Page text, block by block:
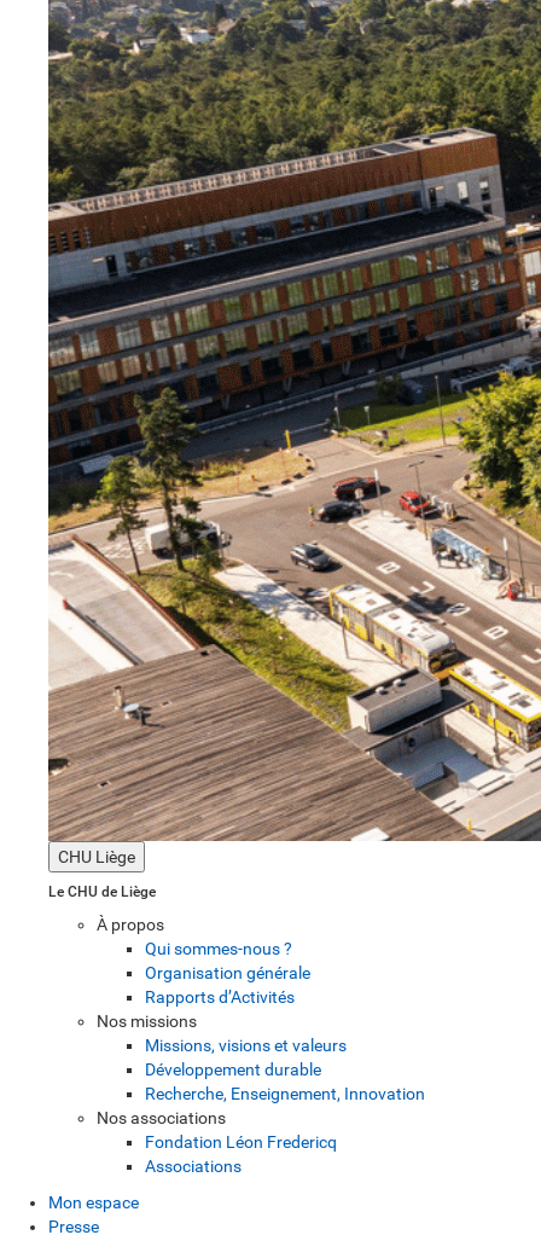
CHU Liège
Le CHU de Liège
À propos
Qui sommes-nous ?
Organisation générale
Rapports d’Activités
Nos missions
Missions, visions et valeurs
Développement durable
Recherche, Enseignement, Innovation
Nos associations
Fondation Léon Fredericq
Associations
Mon espace
Presse